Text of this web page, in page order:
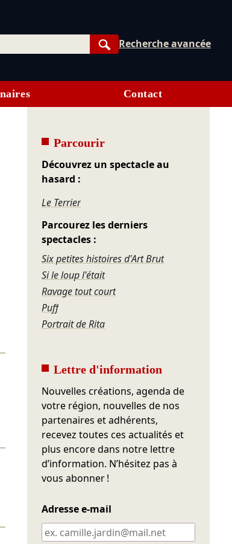
Rechercher
Recherche avancée
Contact
Parcourir
Découvrez un spectacle au
hasard :
Le Terrier
Parcourez les derniers
spectacles :
Six petites histoires d'Art Brut
Si le loup l'était
Ravage tout court
Puff
Portrait de Rita
Lettre d'information
Nouvelles créations, agenda de
votre région, nouvelles de nos
partenaires et adhérents,
recevez toutes ces actualités et
plus encore dans notre lettre
d’information. N’hésitez pas à
vous abonner !
Adresse e-mail